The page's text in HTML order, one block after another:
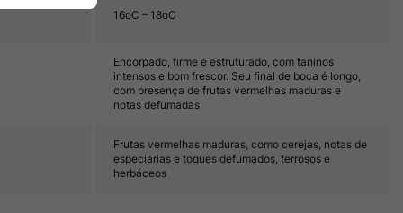
16oC – 18oC
Encorpado, firme e estruturado, com taninos
intensos e bom frescor. Seu final de boca é longo,
com presença de frutas vermelhas maduras e
notas defumadas
Frutas vermelhas maduras, como cerejas, notas de
especiarias e toques defumados, terrosos e
herbáceos